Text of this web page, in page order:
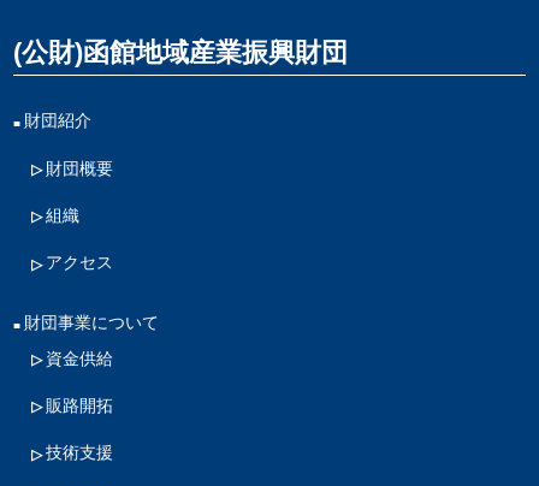
(公財)函館地域産業振興財団
財団紹介
財団概要
組織
アクセス
財団事業について
資金供給
販路開拓
技術支援